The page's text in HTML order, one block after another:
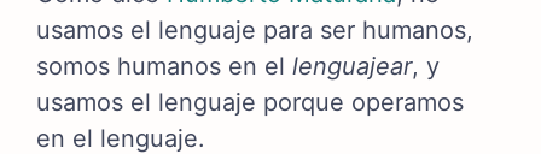
usamos el lenguaje para ser humanos,
somos humanos en el lenguajear, y
usamos el lenguaje porque operamos
en el lenguaje.